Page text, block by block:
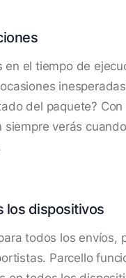
en el tiempo de
del paquete? Con
siempre verás
los dispositivos
todos los envíos,
Parcello